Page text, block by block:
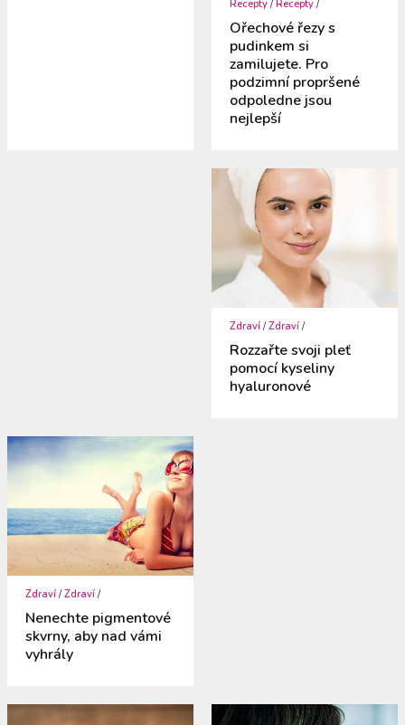
Recepty / Recepty /
Ořechové řezy s
pudinkem si
zamilujete. Pro
podzimní propršené
odpoledne jsou
nejlepší
Zdraví /Zdraví /
Rozzařte svoji pleť
pomocí kyseliny
hyaluronové
Zdraví /Zdraví /
Nenechte pigmentové
skvrny, aby nad vámi
vyhrály